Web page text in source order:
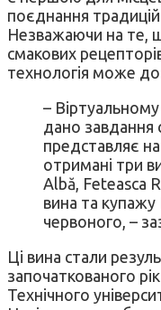
поєднання
Незважаючи на те,
смакових
технологія може
–
дано завдання
представляє
отримані три
Albă, Feteasca
вина та
червоного, –
Ці вина стали
започаткованого
Технічного